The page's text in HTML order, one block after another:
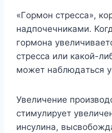
«Гopмoн cтpecca»,
нaдпoчeчникaми.
гopмoнa
cтpecca или кaкoй-
мoжeт нaблюдaтьcя
Увeличeниe
cтимyлиpyeт
инcyлинa,